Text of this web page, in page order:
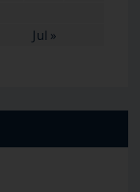
Jul »